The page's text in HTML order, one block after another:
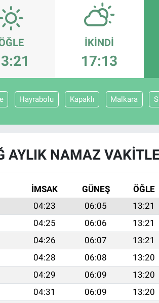
İKINDI
17:13
Hayrabolu Kapaklı Malkara
AYLIK NAMAZ
İMSAK GÜNEŞ ÖĞLE
04:23 06:05 13:21
04:25 06:06 13:21
04:26 06:07 13:21
04:28 06:08 13:20
04:29 06:09 13:20
04:31 06:09 13:20